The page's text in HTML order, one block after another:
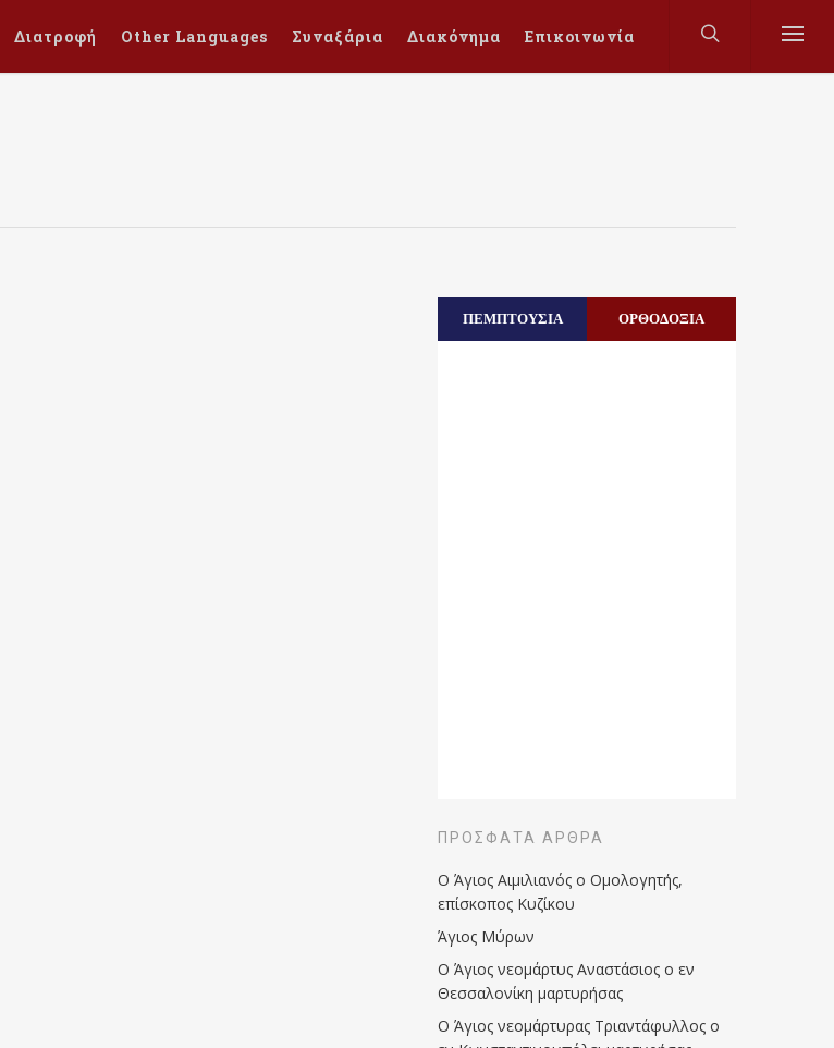
Διατροφή Other Languages Συναξάρια Διακόνημα Επικοινωνία
ΠΕΜΠΤΟΥΣΙΑ ΟΡΘΟΔΟΞΙΑ
ΠΡΌΣΦΑΤΑ ΆΡΘΡΑ
Ο Άγιος Αιμιλιανός ο Ομολογητής,
επίσκοπος Κυζίκου
Άγιος Μύρων
Ο Άγιος νεομάρτυς Αναστάσιος ο εν
Θεσσαλονίκη μαρτυρήσας
Ο Άγιος νεομάρτυρας Τριαντάφυλλος ο